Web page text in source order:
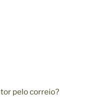
pelo correio?